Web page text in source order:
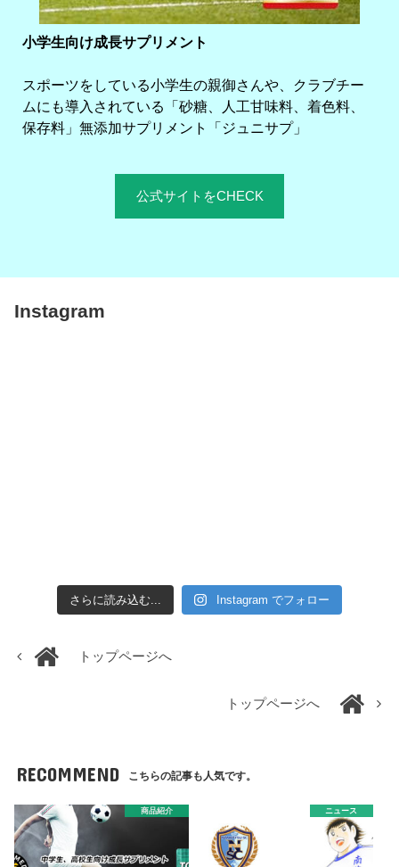
小学生向け成長サプリメント
スポーツをしている小学生の親御さんや、クラブチー
ムにも導入されている「砂糖、人工甘味料、着色料、
保存料」無添加サプリメント「ジュニサプ」
公式サイトをCHECK
Instagram
さらに読み込む... Instagram でフォロー
トップページへ
トップページへ
RECOMMEND こちらの記事も人気です。
商品紹介 ニュース